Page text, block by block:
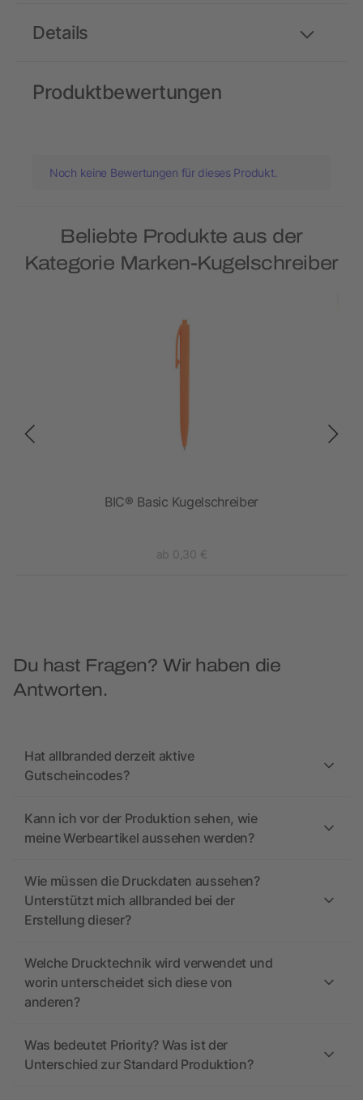
Details
Produktbewertungen
Noch keine Bewertungen für dieses Produkt.
Beliebte Produkte aus der
Kategorie Marken-Kugelschreiber
BIC® Basic Kugelschreiber
ab 0,30 €
Du hast Fragen? Wir haben die
Antworten.
Hat allbranded derzeit aktive
Gutscheincodes?
Kann ich vor der Produktion sehen, wie
meine Werbeartikel aussehen werden?
Wie müssen die Druckdaten aussehen?
Unterstützt mich allbranded bei der
Erstellung dieser?
Welche Drucktechnik wird verwendet und
worin unterscheidet sich diese von
anderen?
Was bedeutet Priority? Was ist der
Unterschied zur Standard Produktion?